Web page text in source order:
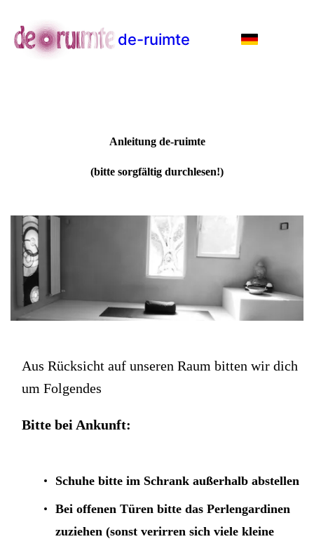
de-ruimte
Anleitung de-ruimte
(bitte sorgfältig durchlesen!)
Aus Rücksicht auf unseren Raum bitten wir dich
um Folgendes
Bitte bei Ankunft:
Schuhe bitte im Schrank außerhalb abstellen
Bei offenen Türen bitte das Perlengardinen
zuziehen (sonst verirren sich viele kleine